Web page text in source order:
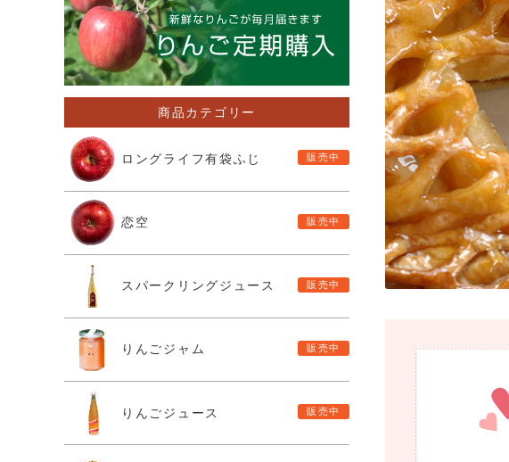
商品カテゴリー
ロングライフ有袋ふじ
恋空
スパークリングジュース
りんごジャム
りんごジュース